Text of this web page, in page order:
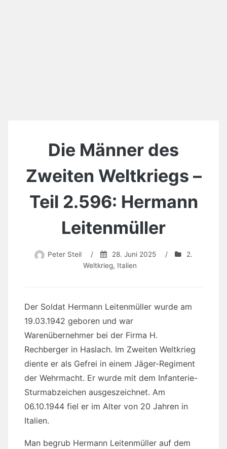
Die Männer des
Zweiten Weltkriegs –
Teil 2.596: Hermann
Leitenmüller
Peter Steil / 28. Juni 2025 /
2.
Weltkrieg, Italien
Der Soldat Hermann Leitenmüller wurde am
19.03.1942 geboren und war
Warenübernehmer bei der Firma H.
Rechberger in Haslach. Im Zweiten Weltkrieg
diente er als Gefrei in einem Jäger-Regiment
der Wehrmacht. Er wurde mit dem Infanterie-
Sturmabzeichen ausgeszeichnet. Am
06.10.1944 fiel er im Alter von 20 Jahren in
Italien.
Man begrub Hermann Leitenmüller auf dem